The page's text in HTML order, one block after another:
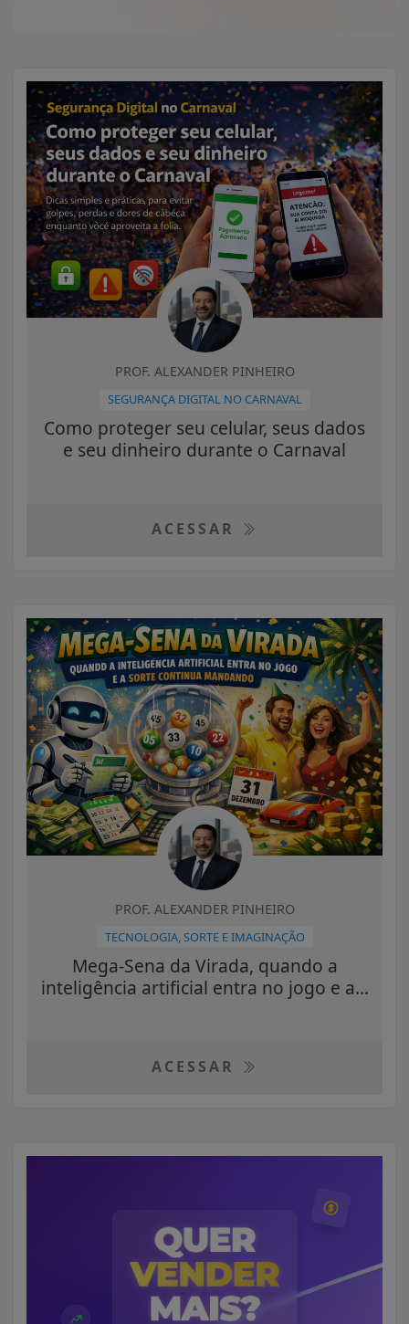
PROF. ALEXANDER PINHEIRO
SEGURANÇA DIGITAL NO CARNAVAL
Como proteger seu celular, seus dados
e seu dinheiro durante o Carnaval
ACESSAR
PROF. ALEXANDER PINHEIRO
TECNOLOGIA, SORTE E IMAGINAÇÃO
Mega-Sena da Virada, quando a
inteligência artificial entra no jogo e a...
ACESSAR